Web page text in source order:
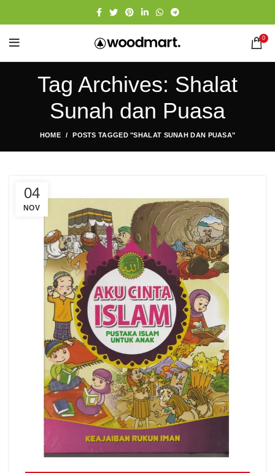
0
Tag Archives: Shalat
Sunah dan Puasa
HOME POSTS TAGGED "SHALAT SUNAH DAN PUASA"
04
NOV